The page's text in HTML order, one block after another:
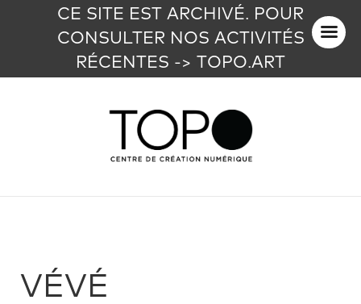
CE SITE EST ARCHIVÉ. POUR
CONSULTER NOS ACTIVITÉS
RÉCENTES -> TOPO.ART
VÉVÉ